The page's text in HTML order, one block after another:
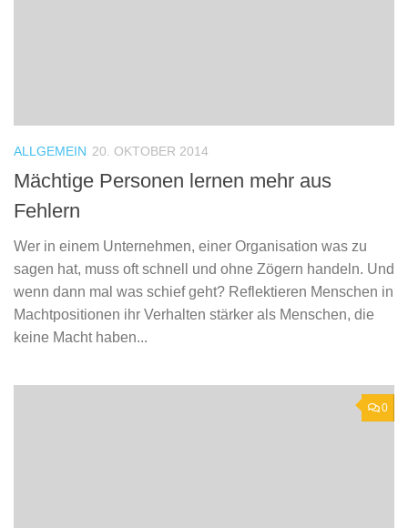
ALLGEMEIN 20. OKTOBER 2014
Mächtige Personen lernen mehr aus
Fehlern
Wer in einem Unternehmen, einer Organisation was zu
sagen hat, muss oft schnell und ohne Zögern handeln. Und
wenn dann mal was schief geht? Reflektieren Menschen in
Machtpositionen ihr Verhalten stärker als Menschen, die
keine Macht haben...
0